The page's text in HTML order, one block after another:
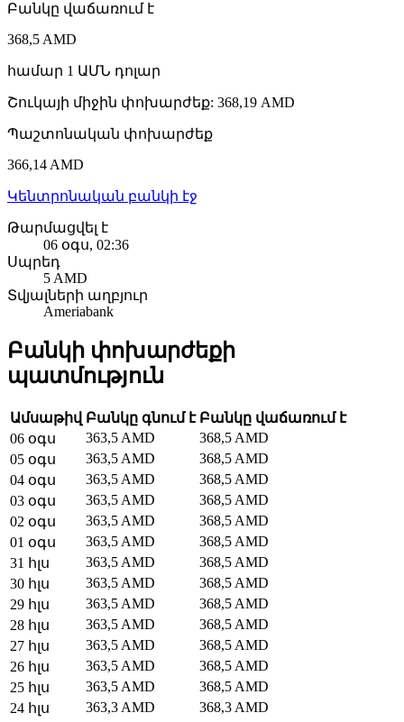
Բանկը վաճառում է
368,5 AMD
համար 1 ԱՄՆ դոլար
Շուկայի միջին փոխարժեք: 368,19 AMD
Պաշտոնական փոխարժեք
366,14 AMD
Կենտրոնական բանկի էջ
Թարմացվել է
06 օգս, 02:36
Սպրեդ
5 AMD
Տվյալների աղբյուր
Ameriabank
Բանկի փոխարժեքի
պատմություն
Ամսաթիվ Բանկը գնում է Բանկը վաճառում է
06 օգս
363,5 AMD
368,5 AMD
05 օգս
363,5 AMD
368,5 AMD
04 օգս
363,5 AMD
368,5 AMD
03 օգս
363,5 AMD
368,5 AMD
02 օգս
363,5 AMD
368,5 AMD
01 օգս
363,5 AMD
368,5 AMD
31 հլս
363,5 AMD
368,5 AMD
30 հլս
363,5 AMD
368,5 AMD
29 հլս
363,5 AMD
368,5 AMD
28 հլս
363,5 AMD
368,5 AMD
27 հլս
363,5 AMD
368,5 AMD
26 հլս
363,5 AMD
368,5 AMD
25 հլս
363,5 AMD
368,5 AMD
24 հլս
363,3 AMD 368,3 AMD